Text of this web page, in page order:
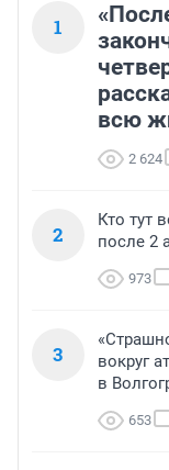
1
всю
2 624
2
Кто тут
после 2
973
3
вокруг
в
653